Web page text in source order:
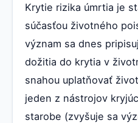
Krytie rizika úmrtia je
súčasťou životného
význam sa dnes
dožitia do krytia v
snahou uplatňovať
jeden z nástrojov
starobe (zvyšuje sa